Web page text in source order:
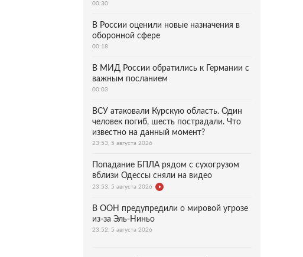
00:30
В России оценили новые назначения в
оборонной сфере
00:18
В МИД России обратились к Германии с
важным посланием
00:03
ВСУ атаковали Курскую область. Один
человек погиб, шесть пострадали. Что
известно на данный момент?
23:53, 5 августа 2026
Попадание БПЛА рядом с сухогрузом
вблизи Одессы сняли на видео
23:53, 5 августа 2026
В ООН предупредили о мировой угрозе
из-за Эль-Ниньо
23:52, 5 августа 2026